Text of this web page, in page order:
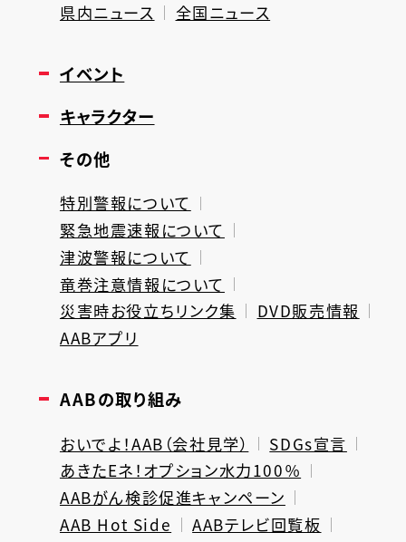
県内ニュース 全国ニュース
イベント
キャラクター
その他
特別警報について
緊急地震速報について
津波警報について
竜巻注意情報について
災害時お役立ちリンク集
DVD販売情報
AABアプリ
AABの取り組み
おいでよ！AAB（会社見学）
SDGs宣言
あきたEネ！オプション水力100％
AABがん検診促進キャンペーン
AAB Hot Side
AABテレビ回覧板